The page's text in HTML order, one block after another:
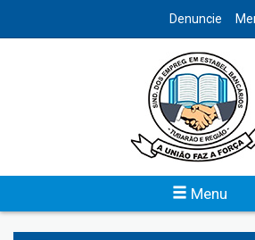
Denuncie
Menu
O Sindicato dos Bancários sempre
ótimo relacionamento, propor uma